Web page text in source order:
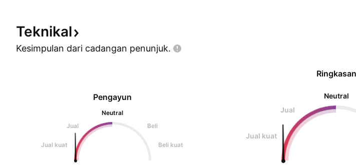
Teknikal
Kesimpulan dari cadangan penunjuk.
Pengayun
Neutral
Jual
Beli
Jual kuat Beli kuat
Ringkasan
Neutral
Jual
Jual kuat